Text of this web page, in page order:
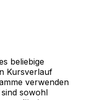
beliebige
Kursverlauf
verwenden
sowohl